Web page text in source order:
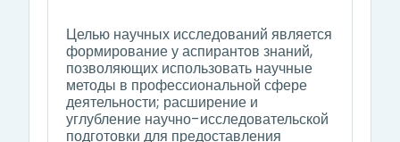
Целью научных исследований является
формирование у аспирантов знаний,
позволяющих использовать научные
методы в профессиональной сфере
деятельности; расширение и
углубление научно-исследовательской
подготовки для предоставления